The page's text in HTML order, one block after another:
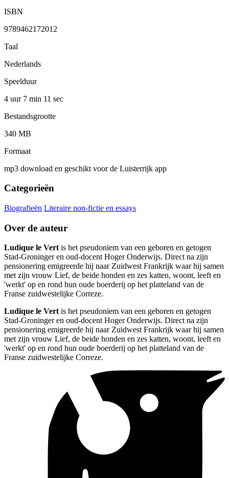
ISBN
9789462172012
Taal
Nederlands
Speelduur
4 uur 7 min 11 sec
Bestandsgrootte
340 MB
Formaat
mp3 download en geschikt voor de Luisterrijk app
Categorieën
Biografieën Literaire non-fictie en essays
Over de auteur
Ludique le Vertis het pseudoniem van een geboren en getogen
Stad-Groninger en oud-docent Hoger Onderwijs. Direct na zijn
pensionering emigreerde hij naar Zuidwest Frankrijk waar hij samen
met zijn vrouw Lief, de beide honden en zes katten, woont, leeft en
'werkt' op en rond hun oude boerderij op het platteland van de
Franse zuidwestelijke Correze.
Ludique le Vertis het pseudoniem van een geboren en getogen
Stad-Groninger en oud-docent Hoger Onderwijs. Direct na zijn
pensionering emigreerde hij naar Zuidwest Frankrijk waar hij samen
met zijn vrouw Lief, de beide honden en zes katten, woont, leeft en
'werkt' op en rond hun oude boerderij op het platteland van de
Franse zuidwestelijke Correze.